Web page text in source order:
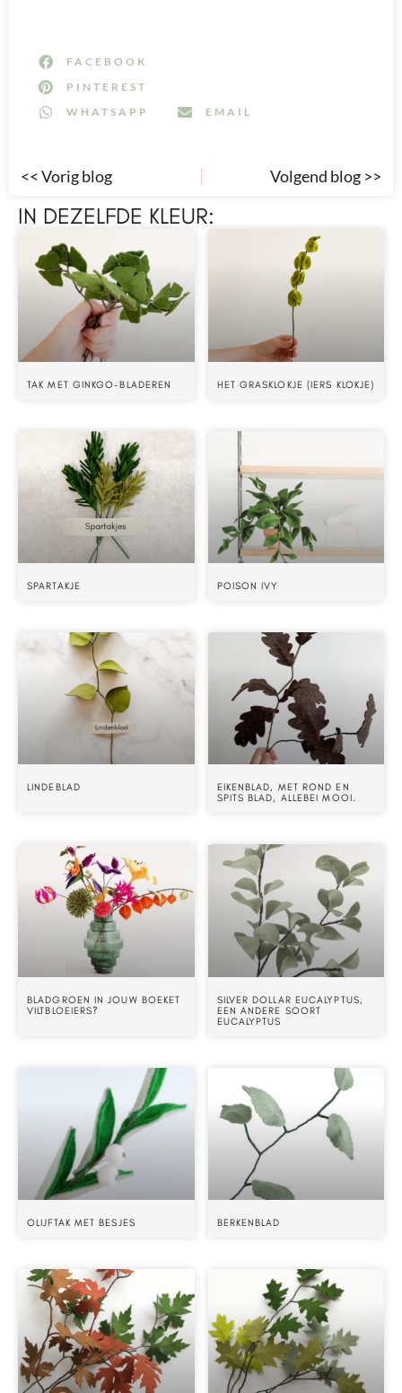
FACEBOOK
PINTEREST
WHATSAPP
EMAIL
<< Vorig blog Volgend blog >>
IN DEZELFDE KLEUR:
TAK MET GINKGO-BLADEREN HET GRASKLOKJE (IERS KLOKJE)
SPARTAKJE POISON IVY
LINDEBLAD
EIKENBLAD, MET ROND EN
SPITS BLAD, ALLEBEI MOOI.
BLADGROEN IN JOUW BOEKET
VILTBLOEIERS?
SILVER DOLLAR EUCALYPTUS,
EEN ANDERE SOORT
EUCALYPTUS
OLIJFTAK MET BESJES BERKENBLAD